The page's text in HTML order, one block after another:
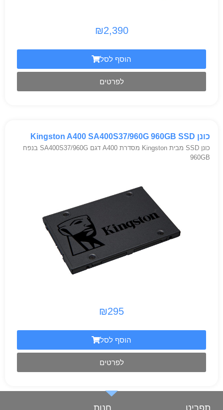
₪2,390
הוסף לסל
לפרטים
כונן Kingston A400 SA400S37/960G 960GB SSD
כונן SSD מבית Kingston מסדרת A400 דגם SA400S37/960G בנפח
960GB
₪295
הוסף לסל
לפרטים